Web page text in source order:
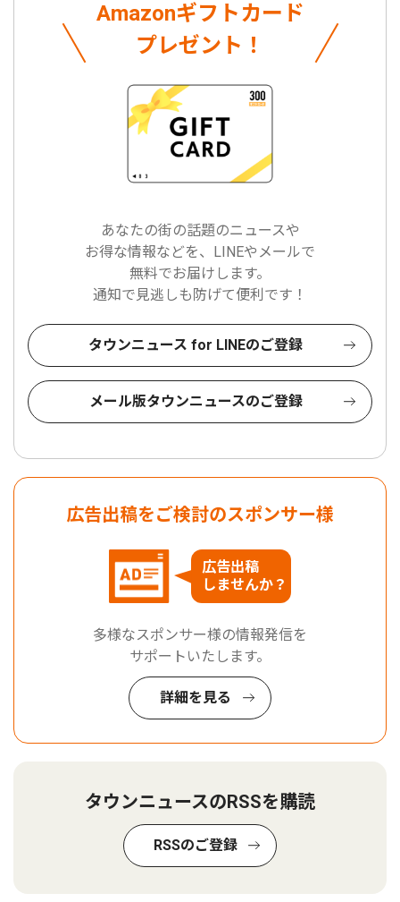
Amazonギフトカード
プレゼント！
あなたの街の話題のニュースや
お得な情報などを、LINEやメールで
無料でお届けします。
通知で見逃しも防げて便利です！
タウンニュース for LINEのご登録
メール版タウンニュースのご登録
広告出稿をご検討のスポンサー様
広告出稿
しませんか？
多様なスポンサー様の情報発信を
サポートいたします。
詳細を見る
タウンニュースのRSSを購読
RSSのご登録